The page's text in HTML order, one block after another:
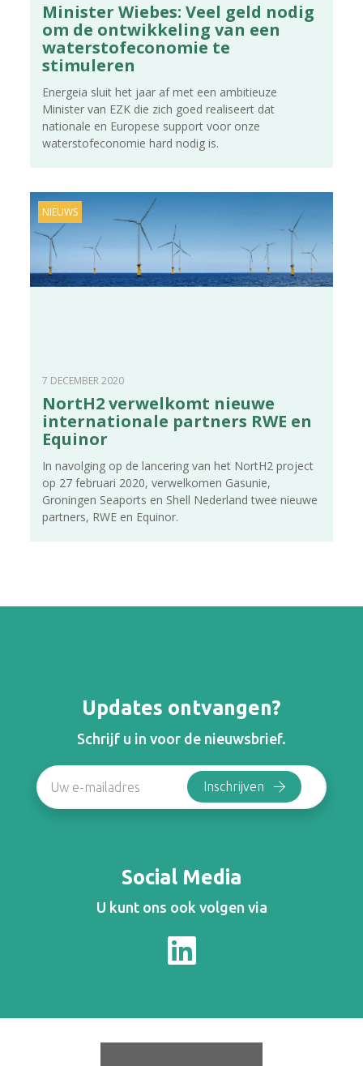
Minister Wiebes: Veel geld nodig
om de ontwikkeling van een
waterstofeconomie te
stimuleren
Energeia sluit het jaar af met een ambitieuze
Minister van EZK die zich goed realiseert dat
nationale en Europese support voor onze
waterstofeconomie hard nodig is.
NIEUWS
7 DECEMBER 2020
NortH2 verwelkomt nieuwe
internationale partners RWE en
Equinor
In navolging op de lancering van het NortH2 project
op 27 februari 2020, verwelkomen Gasunie,
Groningen Seaports en Shell Nederland twee nieuwe
partners, RWE en Equinor.
Updates ontvangen?
Schrijf u in voor de nieuwsbrief.
Social Media
U kunt ons ook volgen via